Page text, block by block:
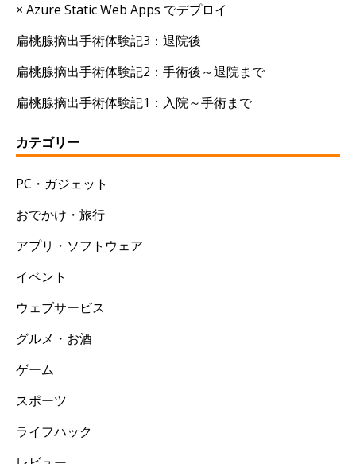
× Azure Static Web Apps でデプロイ
扁桃腺摘出手術体験記3：退院後
扁桃腺摘出手術体験記2：手術後～退院まで
扁桃腺摘出手術体験記1：入院～手術まで
カテゴリー
PC・ガジェット
おでかけ・旅行
アプリ・ソフトウェア
イベント
ウェブサービス
グルメ・お酒
ゲーム
スポーツ
ライフハック